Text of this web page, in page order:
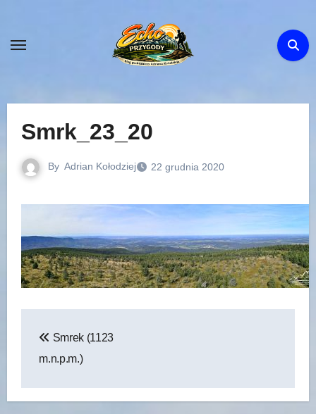
content
Smrk_23_20
By Adrian Kołodziej 22 grudnia 2020
wpisu
Smrek (1123
m.n.p.m.)